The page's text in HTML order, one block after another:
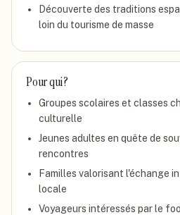
Découverte des traditions
loin du tourisme de masse
Pour qui ?
Groupes scolaires et classes
culturelle
Jeunes adultes en quête de
rencontres
Familles valorisant l'échange
locale
Voyageurs intéressés par le